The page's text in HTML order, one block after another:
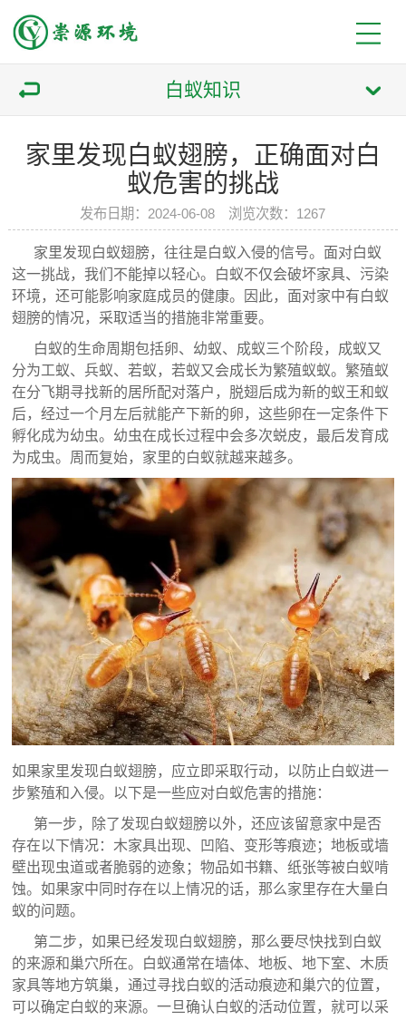
白蚁知识
家里发现白蚁翅膀，正确面对白
蚁危害的挑战
发布日期：2024-06-08 浏览次数：1267
家里发现白蚁翅膀，往往是白蚁入侵的信号。面对白蚁
这一挑战，我们不能掉以轻心。白蚁不仅会破坏家具、污染
环境，还可能影响家庭成员的健康。因此，面对家中有白蚁
翅膀的情况，采取适当的措施非常重要。
白蚁的生命周期包括卵、幼蚁、成蚁三个阶段，成蚁又
分为工蚁、兵蚁、若蚁，若蚁又会成长为繁殖蚁蚁。繁殖蚁
在分飞期寻找新的居所配对落户，脱翅后成为新的蚁王和蚁
后，经过一个月左后就能产下新的卵，这些卵在一定条件下
孵化成为幼虫。幼虫在成长过程中会多次蜕皮，最后发育成
为成虫。周而复始，家里的白蚁就越来越多。
如果家里发现白蚁翅膀，应立即采取行动，以防止白蚁进一
步繁殖和入侵。以下是一些应对白蚁危害的措施：
第一步，除了发现白蚁翅膀以外，还应该留意家中是否
存在以下情况：木家具出现、凹陷、变形等痕迹；地板或墙
壁出现虫道或者脆弱的迹象；物品如书籍、纸张等被白蚁啃
蚀。如果家中同时存在以上情况的话，那么家里存在大量白
蚁的问题。
第二步，如果已经发现白蚁翅膀，那么要尽快找到白蚁
的来源和巢穴所在。白蚁通常在墙体、地板、地下室、木质
家具等地方筑巢，通过寻找白蚁的活动痕迹和巢穴的位置，
可以确定白蚁的来源。一旦确认白蚁的活动位置，就可以采